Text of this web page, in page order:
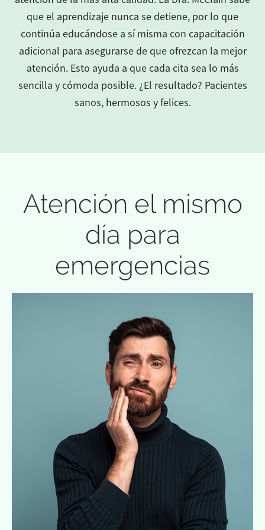
que el aprendizaje nunca se detiene, por lo que
continúa educándose a sí misma con capacitación
adicional para asegurarse de que ofrezcan la mejor
atención. Esto ayuda a que cada cita sea lo más
sencilla y cómoda posible. ¿El resultado? Pacientes
sanos, hermosos y felices.
Atención el mismo
día para
emergencias